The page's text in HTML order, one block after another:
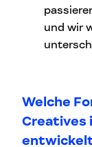
und wir
Welche
Creatives